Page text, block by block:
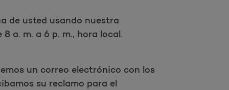
de usted usando nuestra
a. m. a 6 p. m., hora local.
un correo electrónico con los
su reclamo para el